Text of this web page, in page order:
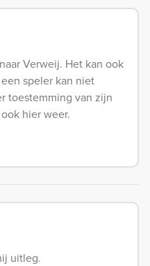
Verweij. Het kan ook
speler kan niet
toestemming van zijn
hier weer.
uitleg.